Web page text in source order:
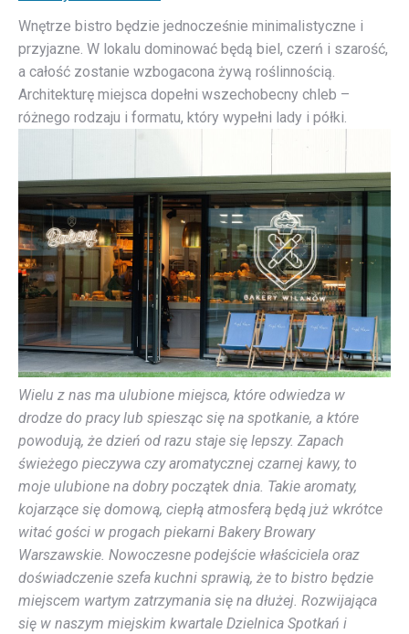
Wnętrze bistro będzie jednocześnie minimalistyczne i
przyjazne. W lokalu dominować będą biel, czerń i szarość,
a całość zostanie wzbogacona żywą roślinnością.
Architekturę miejsca dopełni wszechobecny chleb –
różnego rodzaju i formatu, który wypełni lady i półki.
Wielu z nas ma ulubione miejsca, które odwiedza w
drodze do pracy lub spiesząc się na spotkanie, a które
powodują, że dzień od razu staje się lepszy. Zapach
świeżego pieczywa czy aromatycznej czarnej kawy, to
moje ulubione na dobry początek dnia. Takie aromaty,
kojarzące się domową, ciepłą atmosferą będą już wkrótce
witać gości w progach piekarni Bakery Browary
Warszawskie. Nowoczesne podejście właściciela oraz
doświadczenie szefa kuchni sprawią, że to bistro będzie
miejscem wartym zatrzymania się na dłużej. Rozwijająca
się w naszym miejskim kwartale Dzielnica Spotkań i